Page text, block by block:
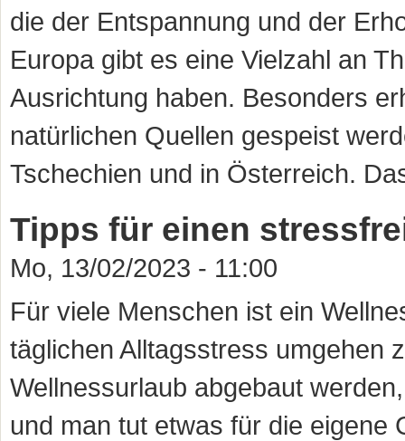
die der Entspannung und der
Europa gibt es eine Vielzahl an
Ausrichtung haben. Besonders
natürlichen Quellen gespeist
Tschechien und in Österreich.
Tipps für einen
Mo, 13/02/2023 - 11:00
Für viele Menschen ist ein
täglichen Alltagsstress umgehen
Wellnessurlaub abgebaut
und man tut etwas für die eigene